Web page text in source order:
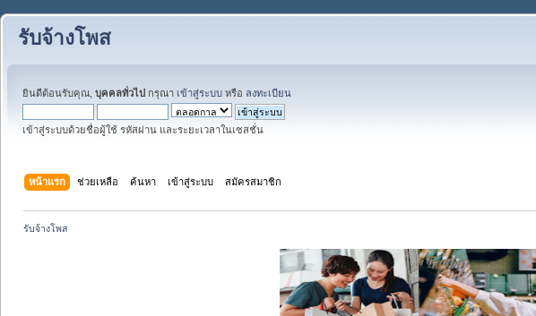
รับจ้างโพส
ยินดีต้อนรับคุณ, บุคคลทั่วไป กรุณา เข้าสู่ระบบ หรือ ลงทะเบียน
เข้าสู่ระบบด้วยชื่อผู้ใช้ รหัสผ่าน และระยะเวลาในเซสชั่น
หน้าแรก ช่วยเหลือ ค้นหา เข้าสู่ระบบ สมัครสมาชิก
รับจ้างโพส